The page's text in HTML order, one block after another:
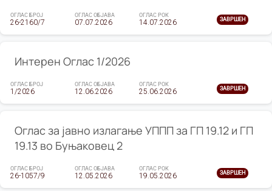
ОГЛАС БРОЈ
26-2160/7
ОГЛАС ОБЈАВА
07.07.2026
ОГЛАС РОК
14.07.2026 ЗАВРШЕН
Интерен Оглас 1/2026
ОГЛАС БРОЈ
1/2026
ОГЛАС ОБЈАВА
12.06.2026
ОГЛАС РОК
25.06.2026 ЗАВРШЕН
Оглас за јавно излагање УППП за ГП 19.12 и ГП
19.13 во Буњаковец 2
ОГЛАС БРОЈ
26-1057/9
ОГЛАС ОБЈАВА
12.05.2026
ОГЛАС РОК
19.05.2026 ЗАВРШЕН